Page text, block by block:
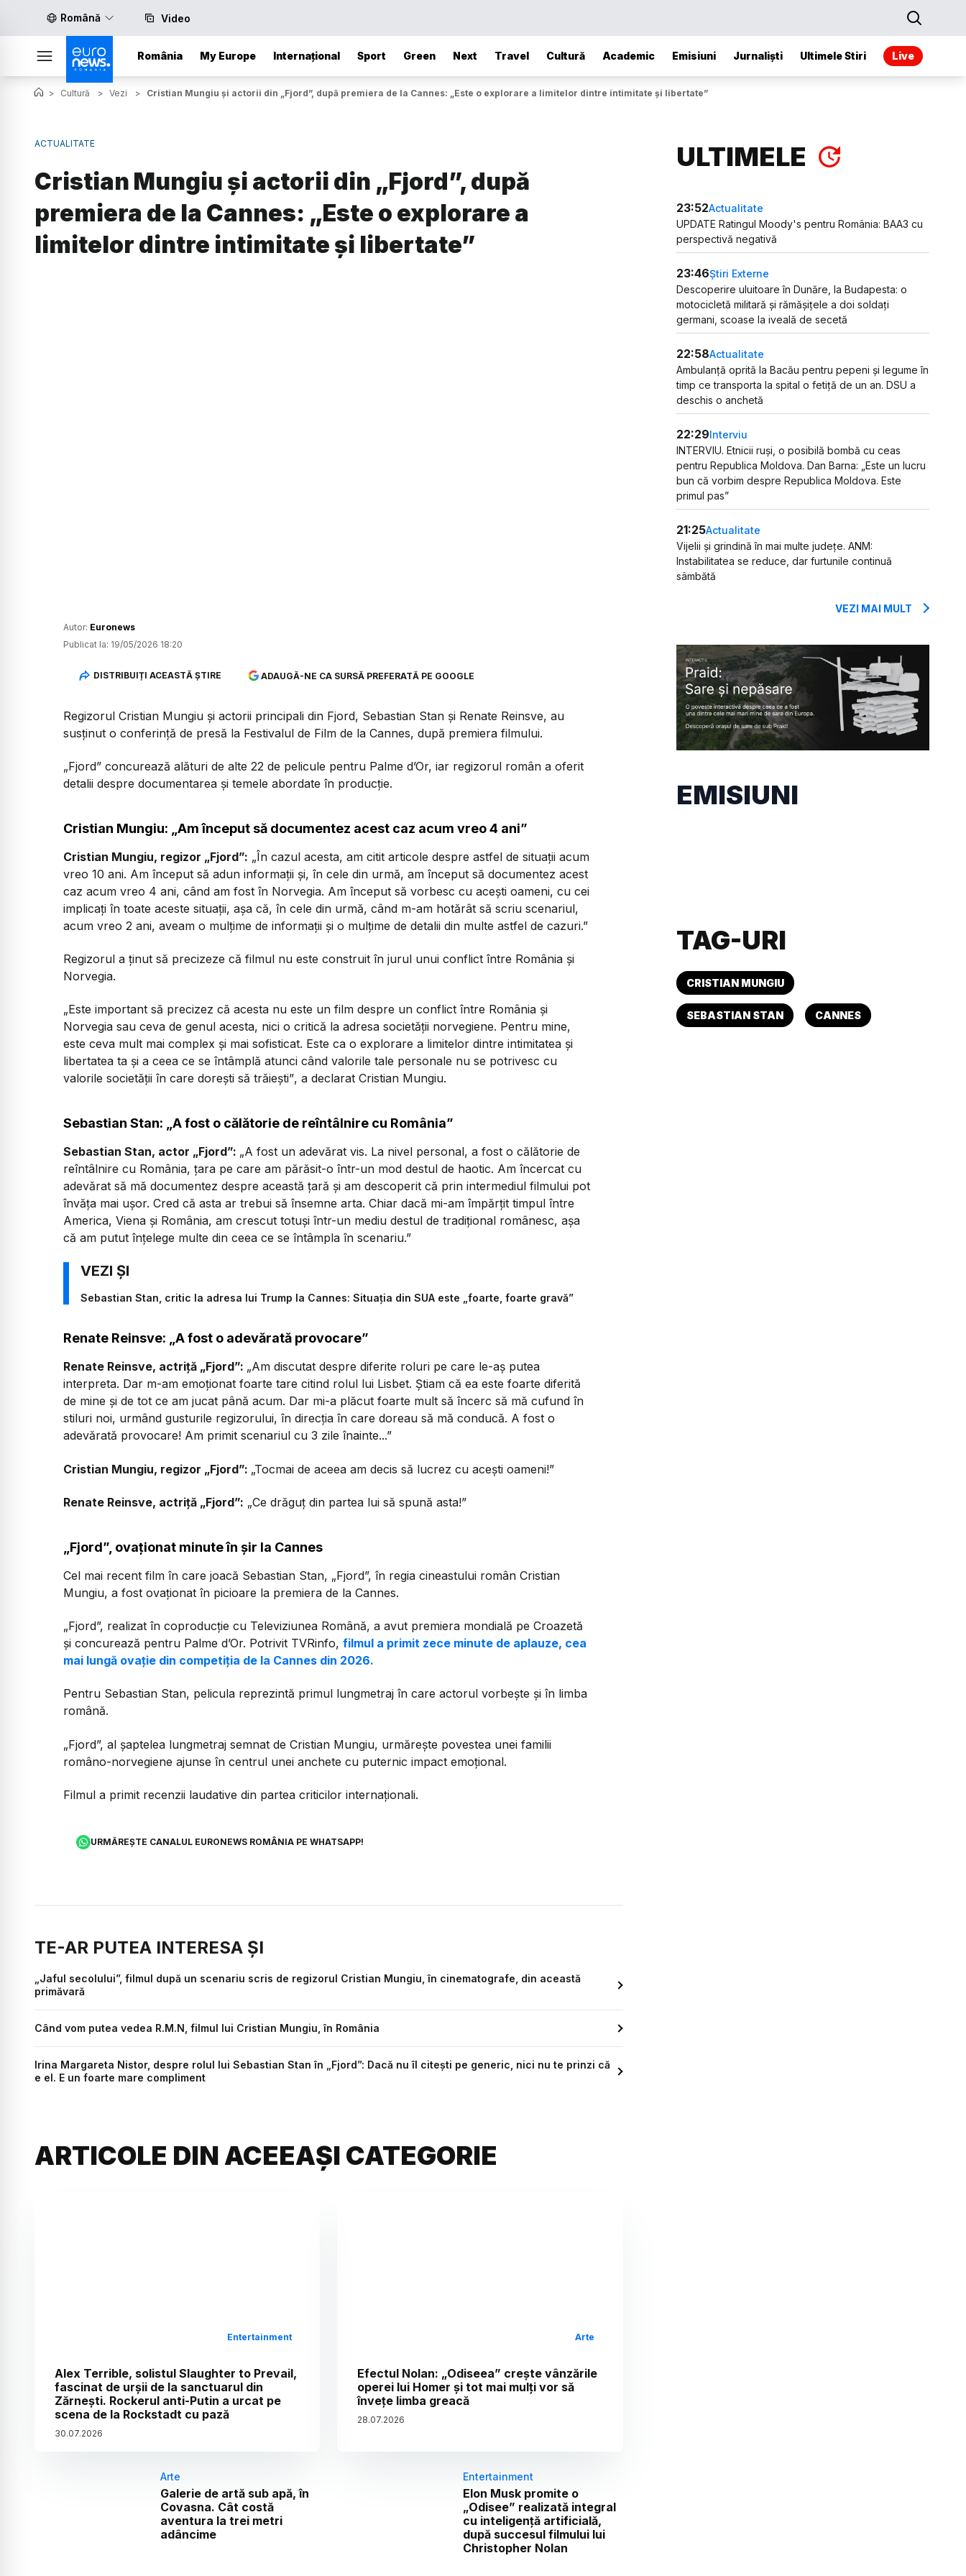
Română Video
România My Europe Internațional Sport Green Next Travel Cultură Academic Emisiuni Jurnaliști Ultimele Stiri Live
> Cultură > Vezi > Cristian Mungiu și actorii din „Fjord”, după premiera de la Cannes: „Este o explorare a limitelor dintre intimitate și libertate”
ACTUALITATE
Cristian Mungiu și actorii din „Fjord”, după
premiera de la Cannes: „Este o explorare a
limitelor dintre intimitate și libertate”
Autor: Euronews
Publicat la: 19/05/2026 18:20
DISTRIBUIȚI ACEASTĂ ȘTIRE ADAUGĂ-NE CA SURSĂ PREFERATĂ PE GOOGLE
Regizorul Cristian Mungiu și actorii principali din Fjord, Sebastian Stan și Renate Reinsve, au
susținut o conferință de presă la Festivalul de Film de la Cannes, după premiera filmului.
„Fjord” concurează alături de alte 22 de pelicule pentru Palme d’Or, iar regizorul român a oferit
detalii despre documentarea și temele abordate în producție.
Cristian Mungiu: „Am început să documentez acest caz acum vreo 4 ani”
Cristian Mungiu, regizor „Fjord”: „În cazul acesta, am citit articole despre astfel de situații acum
vreo 10 ani. Am început să adun informații și, în cele din urmă, am început să documentez acest
caz acum vreo 4 ani, când am fost în Norvegia. Am început să vorbesc cu acești oameni, cu cei
implicați în toate aceste situații, așa că, în cele din urmă, când m-am hotărât să scriu scenariul,
acum vreo 2 ani, aveam o mulțime de informații și o mulțime de detalii din multe astfel de cazuri.”
Regizorul a ținut să precizeze că filmul nu este construit în jurul unui conflict între România și
Norvegia.
„Este important să precizez că acesta nu este un film despre un conflict între România și
Norvegia sau ceva de genul acesta, nici o critică la adresa societății norvegiene. Pentru mine,
este ceva mult mai complex și mai sofisticat. Este ca o explorare a limitelor dintre intimitatea și
libertatea ta și a ceea ce se întâmplă atunci când valorile tale personale nu se potrivesc cu
valorile societății în care dorești să trăiești”, a declarat Cristian Mungiu.
Sebastian Stan: „A fost o călătorie de reîntâlnire cu România”
Sebastian Stan, actor „Fjord”: „A fost un adevărat vis. La nivel personal, a fost o călătorie de
reîntâlnire cu România, țara pe care am părăsit-o într-un mod destul de haotic. Am încercat cu
adevărat să mă documentez despre această țară și am descoperit că prin intermediul filmului pot
învăța mai ușor. Cred că asta ar trebui să însemne arta. Chiar dacă mi-am împărțit timpul între
America, Viena și România, am crescut totuși într-un mediu destul de tradițional românesc, așa
că am putut înțelege multe din ceea ce se întâmpla în scenariu.”
Sebastian Stan, critic la adresa lui Trump la Cannes: Situația din SUA este „foarte, foarte gravă”
Renate Reinsve: „A fost o adevărată provocare”
Renate Reinsve, actriță „Fjord”: „Am discutat despre diferite roluri pe care le-aș putea
interpreta. Dar m-am emoționat foarte tare citind rolul lui Lisbet. Știam că ea este foarte diferită
de mine și de tot ce am jucat până acum. Dar mi-a plăcut foarte mult să încerc să mă cufund în
stiluri noi, urmând gusturile regizorului, în direcția în care doreau să mă conducă. A fost o
adevărată provocare! Am primit scenariul cu 3 zile înainte...”
Cristian Mungiu, regizor „Fjord”: „Tocmai de aceea am decis să lucrez cu acești oameni!”
Renate Reinsve, actriță „Fjord”: „Ce drăguț din partea lui să spună asta!”
„Fjord”, ovaționat minute în șir la Cannes
Cel mai recent film în care joacă Sebastian Stan, „Fjord”, în regia cineastului român Cristian
Mungiu, a fost ovaționat în picioare la premiera de la Cannes.
„Fjord”, realizat în coproducție cu Televiziunea Română, a avut premiera mondială pe Croazetă
și concurează pentru Palme d’Or. Potrivit TVRinfo, filmul a primit zece minute de aplauze, cea
mai lungă ovație din competiția de la Cannes din 2026.
Pentru Sebastian Stan, pelicula reprezintă primul lungmetraj în care actorul vorbește și în limba
română.
„Fjord”, al șaptelea lungmetraj semnat de Cristian Mungiu, urmărește povestea unei familii
româno-norvegiene ajunse în centrul unei anchete cu puternic impact emoțional.
Filmul a primit recenzii laudative din partea criticilor internaționali.
URMĂREȘTE CANALUL EURONEWS ROMÂNIA PE WHATSAPP!
TE-AR PUTEA INTERESA ȘI
„Jaful secolului”, filmul după un scenariu scris de regizorul Cristian Mungiu, în cinematografe, din această
primăvară
Când vom putea vedea R.M.N, filmul lui Cristian Mungiu, în România
Irina Margareta Nistor, despre rolul lui Sebastian Stan în „Fjord”: Dacă nu îl citești pe generic, nici nu te prinzi că
e el. E un foarte mare compliment
ARTICOLE DIN ACEEAȘI CATEGORIE
Entertainment
Alex Terrible, solistul Slaughter to Prevail,
fascinat de urșii de la sanctuarul din
Zărnești. Rockerul anti-Putin a urcat pe
scena de la Rockstadt cu pază
30.07.2026
Arte
Efectul Nolan: „Odiseea” crește vânzările
operei lui Homer și tot mai mulți vor să
învețe limba greacă
28.07.2026
Arte
Galerie de artă sub apă, în
Covasna. Cât costă
aventura la trei metri
adâncime
Entertainment
Elon Musk promite o
„Odisee” realizată integral
cu inteligență artificială,
după succesul filmului lui
Christopher Nolan
ULTIMELE
23:52Actualitate
UPDATE Ratingul Moody's pentru România: BAA3 cu
perspectivă negativă
23:46Știri Externe
Descoperire uluitoare în Dunăre, la Budapesta: o
motocicletă militară și rămășițele a doi soldați
germani, scoase la iveală de secetă
22:58Actualitate
Ambulanță oprită la Bacău pentru pepeni și legume în
timp ce transporta la spital o fetiță de un an. DSU a
deschis o anchetă
22:29Interviu
INTERVIU. Etnicii ruși, o posibilă bombă cu ceas
pentru Republica Moldova. Dan Barna: „Este un lucru
bun că vorbim despre Republica Moldova. Este
primul pas”
21:25Actualitate
Vijelii și grindină în mai multe județe. ANM:
Instabilitatea se reduce, dar furtunile continuă
sâmbătă
VEZI MAI MULT
EMISIUNI
TAG-URI
CRISTIAN MUNGIU
SEBASTIAN STAN CANNES